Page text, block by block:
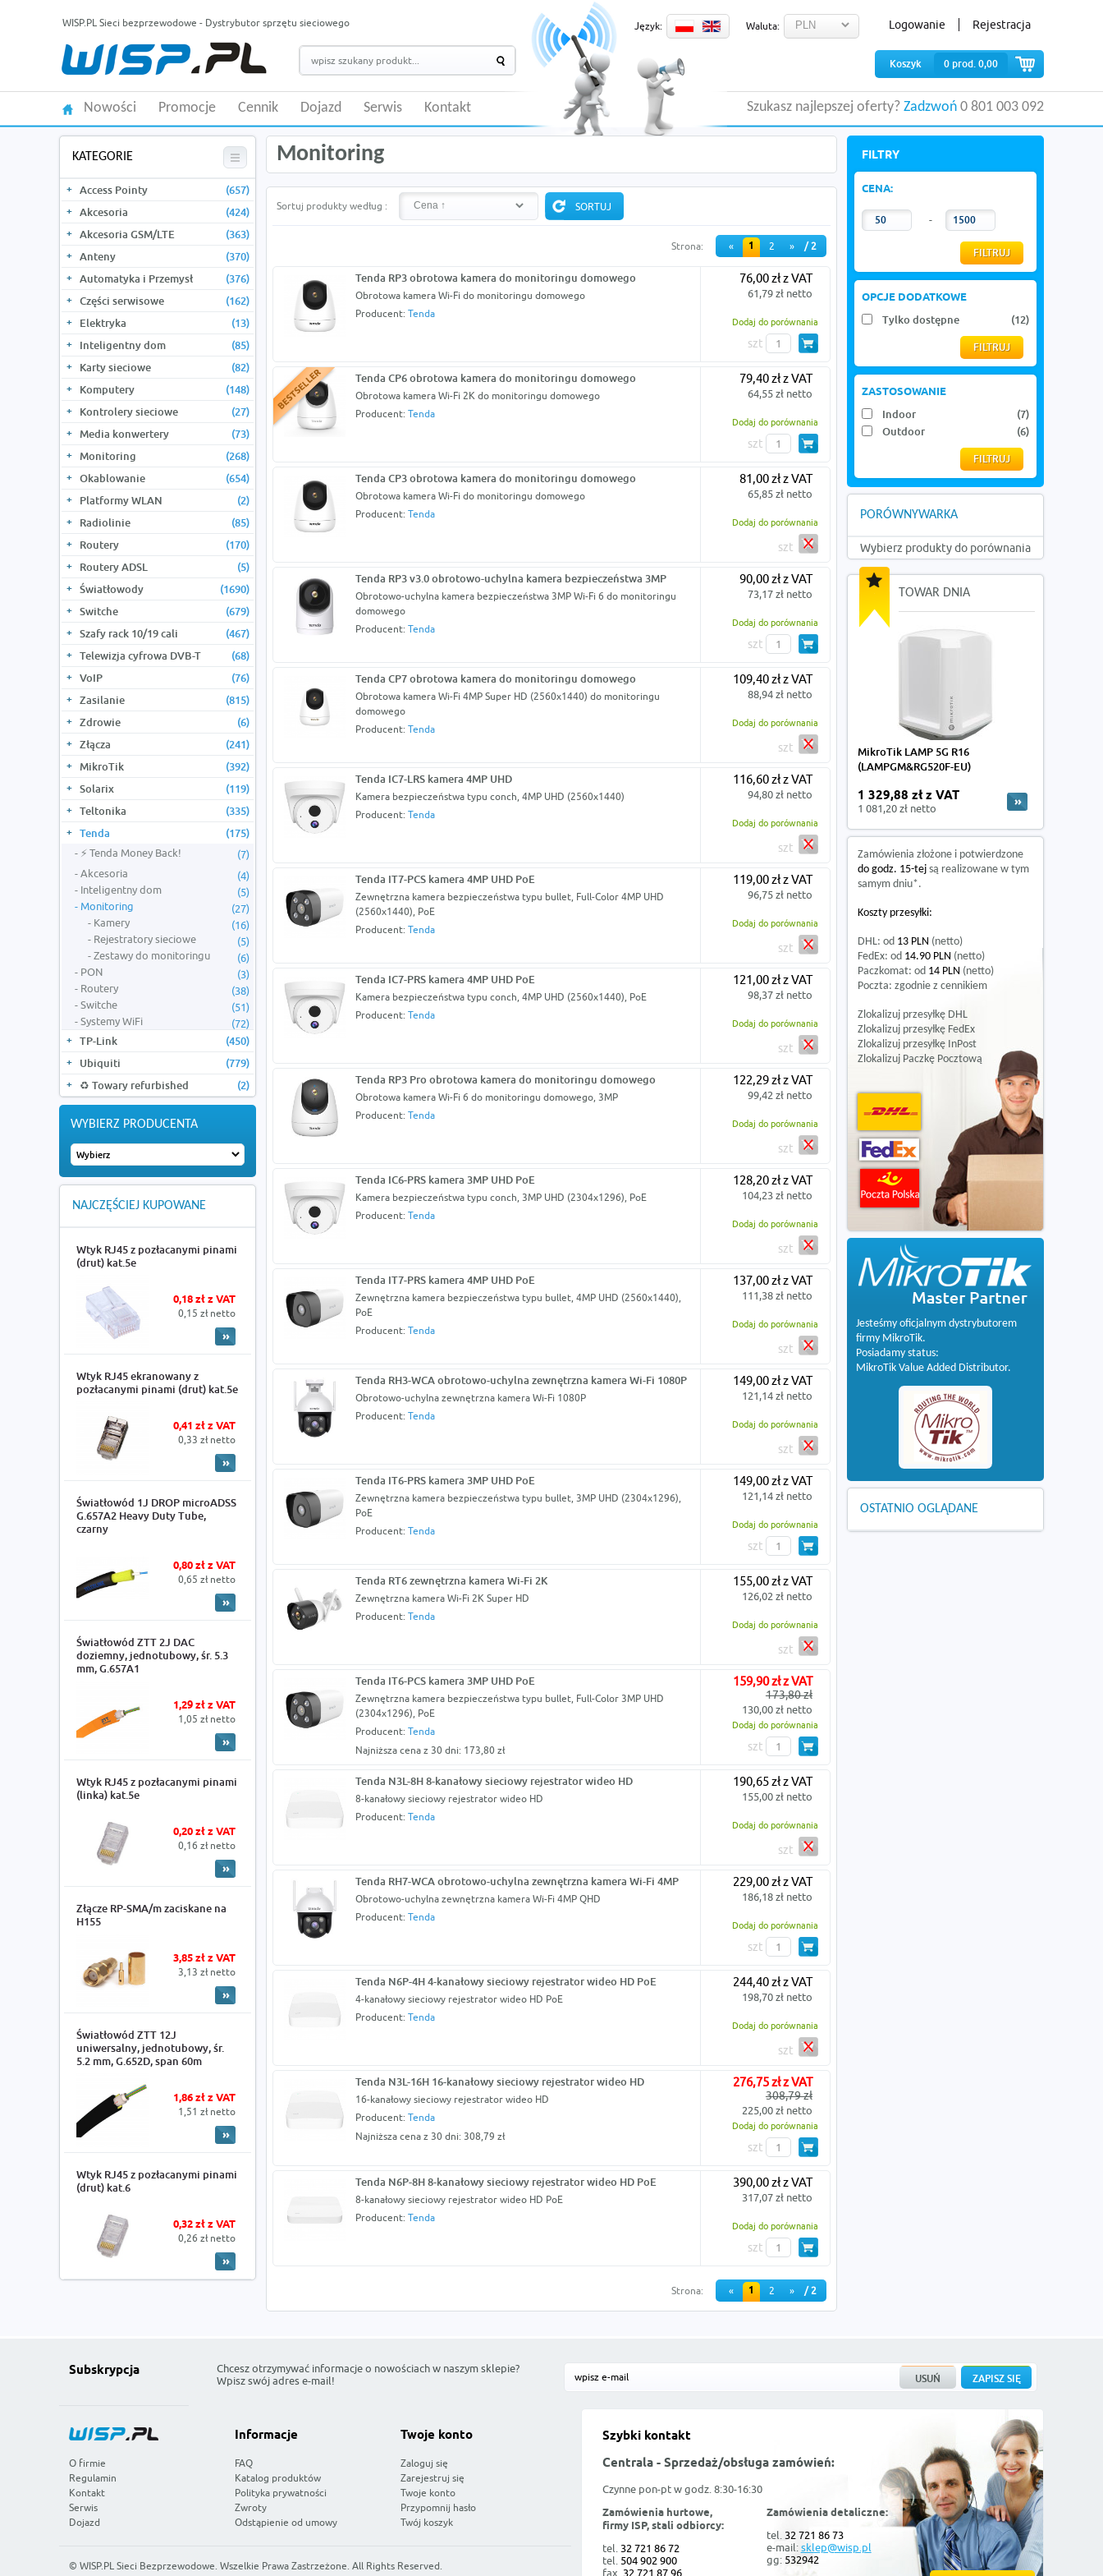
WISP.PL Sieci bezprzewodowe - Dystrybutor sprzętu sieciowego Język: Waluta: Logowanie Rejestracja
Koszyk 0 prod. 0,00
Szukasz najlepszej oferty? Zadzwoń 0 801 003 092
Nowości Promocje Cennik Dojazd Serwis Kontakt
KATEGORIE
Access Pointy
(657)
Akcesoria
(424)
Akcesoria GSM/LTE
(363)
Anteny
(370)
Automatyka i Przemysł
(376)
Części serwisowe
(162)
Elektryka
(13)
Inteligentny dom
(85)
Karty sieciowe
(82)
Komputery
(148)
Kontrolery sieciowe
(27)
Media konwertery
(73)
Monitoring
(268)
Okablowanie
(654)
Platformy WLAN
(2)
Radiolinie
(85)
Routery
(170)
Routery ADSL
(5)
Światłowody
(1690)
Switche
(679)
Szafy rack 10/19 cali
(467)
Telewizja cyfrowa DVB-T
(68)
VoIP
(76)
Zasilanie
(815)
Zdrowie
(6)
Złącza
(241)
MikroTik
(392)
Solarix
(119)
Teltonika
(335)
Tenda
(175)
⚡ Tenda Money Back!
(7)
Akcesoria
(4)
Inteligentny dom
(5)
Monitoring
(27)
Kamery
(16)
Rejestratory sieciowe
(5)
Zestawy do monitoringu
(6)
PON
(3)
Routery
(38)
Switche
(51)
Systemy WiFi
(72)
TP-Link
(450)
Ubiquiti
(779)
♻️ Towary refurbished
(2)
WYBIERZ PRODUCENTA
NAJCZĘŚCIEJ KUPOWANE
Wtyk RJ45 z pozłacanymi pinami
(drut) kat.5e
0,18 zł z VAT
0,15 zł netto
Wtyk RJ45 ekranowany z
pozłacanymi pinami (drut) kat.5e
0,41 zł z VAT
0,33 zł netto
Światłowód 1J DROP microADSS
G.657A2 Heavy Duty Tube,
czarny
0,80 zł z VAT
0,65 zł netto
Światłowód ZTT 2J DAC
doziemny, jednotubowy, śr. 5.3
mm, G.657A1
1,29 zł z VAT
1,05 zł netto
Wtyk RJ45 z pozłacanymi pinami
(linka) kat.5e
0,20 zł z VAT
0,16 zł netto
Złącze RP-SMA/m zaciskane na
H155
3,85 zł z VAT
3,13 zł netto
Światłowód ZTT 12J
uniwersalny, jednotubowy, śr.
5.2 mm, G.652D, span 60m
1,86 zł z VAT
1,51 zł netto
Wtyk RJ45 z pozłacanymi pinami
(drut) kat.6
0,32 zł z VAT
0,26 zł netto
Monitoring
Sortuj produkty według :
Strona: « 1 2 » / 2
Tenda RP3 obrotowa kamera do monitoringu domowego
Obrotowa kamera Wi-Fi do monitoringu domowego
Producent: Tenda
76,00 zł z VAT
61,79 zł netto
Dodaj do porównania
szt
Tenda CP6 obrotowa kamera do monitoringu domowego
Obrotowa kamera Wi-Fi 2K do monitoringu domowego
Producent: Tenda
79,40 zł z VAT
64,55 zł netto
Dodaj do porównania
szt
Tenda CP3 obrotowa kamera do monitoringu domowego
Obrotowa kamera Wi-Fi do monitoringu domowego
Producent: Tenda
81,00 zł z VAT
65,85 zł netto
Dodaj do porównania
szt
Tenda RP3 v3.0 obrotowo-uchylna kamera bezpieczeństwa 3MP
Obrotowo-uchylna kamera bezpieczeństwa 3MP Wi-Fi 6 do monitoringu
domowego
Producent: Tenda
90,00 zł z VAT
73,17 zł netto
Dodaj do porównania
szt
Tenda CP7 obrotowa kamera do monitoringu domowego
Obrotowa kamera Wi-Fi 4MP Super HD (2560x1440) do monitoringu
domowego
Producent: Tenda
109,40 zł z VAT
88,94 zł netto
Dodaj do porównania
szt
Tenda IC7-LRS kamera 4MP UHD
Kamera bezpieczeństwa typu conch, 4MP UHD (2560x1440)
Producent: Tenda
116,60 zł z VAT
94,80 zł netto
Dodaj do porównania
szt
Tenda IT7-PCS kamera 4MP UHD PoE
Zewnętrzna kamera bezpieczeństwa typu bullet, Full-Color 4MP UHD
(2560x1440), PoE
Producent: Tenda
119,00 zł z VAT
96,75 zł netto
Dodaj do porównania
szt
Tenda IC7-PRS kamera 4MP UHD PoE
Kamera bezpieczeństwa typu conch, 4MP UHD (2560x1440), PoE
Producent: Tenda
121,00 zł z VAT
98,37 zł netto
Dodaj do porównania
szt
Tenda RP3 Pro obrotowa kamera do monitoringu domowego
Obrotowa kamera Wi-Fi 6 do monitoringu domowego, 3MP
Producent: Tenda
122,29 zł z VAT
99,42 zł netto
Dodaj do porównania
szt
Tenda IC6-PRS kamera 3MP UHD PoE
Kamera bezpieczeństwa typu conch, 3MP UHD (2304x1296), PoE
Producent: Tenda
128,20 zł z VAT
104,23 zł netto
Dodaj do porównania
szt
Tenda IT7-PRS kamera 4MP UHD PoE
Zewnętrzna kamera bezpieczeństwa typu bullet, 4MP UHD (2560x1440),
PoE
Producent: Tenda
137,00 zł z VAT
111,38 zł netto
Dodaj do porównania
szt
Tenda RH3-WCA obrotowo-uchylna zewnętrzna kamera Wi-Fi 1080P
Obrotowo-uchylna zewnętrzna kamera Wi-Fi 1080P
Producent: Tenda
149,00 zł z VAT
121,14 zł netto
Dodaj do porównania
szt
Tenda IT6-PRS kamera 3MP UHD PoE
Zewnętrzna kamera bezpieczeństwa typu bullet, 3MP UHD (2304x1296),
PoE
Producent: Tenda
149,00 zł z VAT
121,14 zł netto
Dodaj do porównania
szt
Tenda RT6 zewnętrzna kamera Wi-Fi 2K
Zewnętrzna kamera Wi-Fi 2K Super HD
Producent: Tenda
155,00 zł z VAT
126,02 zł netto
Dodaj do porównania
szt
Tenda IT6-PCS kamera 3MP UHD PoE
Zewnętrzna kamera bezpieczeństwa typu bullet, Full-Color 3MP UHD
(2304x1296), PoE
Producent: Tenda
Najniższa cena z 30 dni: 173,80 zł
159,90 zł z VAT
173,80 zł
130,00 zł netto
Dodaj do porównania
szt
Tenda N3L-8H 8-kanałowy sieciowy rejestrator wideo HD
8-kanałowy sieciowy rejestrator wideo HD
Producent: Tenda
190,65 zł z VAT
155,00 zł netto
Dodaj do porównania
szt
Tenda RH7-WCA obrotowo-uchylna zewnętrzna kamera Wi-Fi 4MP
Obrotowo-uchylna zewnętrzna kamera Wi-Fi 4MP QHD
Producent: Tenda
229,00 zł z VAT
186,18 zł netto
Dodaj do porównania
szt
Tenda N6P-4H 4-kanałowy sieciowy rejestrator wideo HD PoE
4-kanałowy sieciowy rejestrator wideo HD PoE
Producent: Tenda
244,40 zł z VAT
198,70 zł netto
Dodaj do porównania
szt
Tenda N3L-16H 16-kanałowy sieciowy rejestrator wideo HD
16-kanałowy sieciowy rejestrator wideo HD
Producent: Tenda
Najniższa cena z 30 dni: 308,79 zł
276,75 zł z VAT
308,79 zł
225,00 zł netto
Dodaj do porównania
szt
Tenda N6P-8H 8-kanałowy sieciowy rejestrator wideo HD PoE
8-kanałowy sieciowy rejestrator wideo HD PoE
Producent: Tenda
390,00 zł z VAT
317,07 zł netto
Dodaj do porównania
szt
Strona: « 1 2 » / 2
FILTRY
CENA:
-
OPCJE DODATKOWE
Tylko dostępne (12)
ZASTOSOWANIE
Indoor
(7)
Outdoor
(6)
PORÓWNYWARKA
Wybierz produkty do porównania
TOWAR DNIA
MikroTik LAMP 5G R16
(LAMPGM&RG520F-EU)
1 329,88 zł z VAT
1 081,20 zł netto
Zamówienia złożone i potwierdzone
do godz. 15-tej są realizowane w tym
samym dniu*.
Koszty przesyłki:
DHL: od 13 PLN (netto)
FedEx: od 14.90 PLN (netto)
Paczkomat: od 14 PLN (netto)
Poczta: zgodnie z cennikiem
Zlokalizuj przesyłkę DHL
Zlokalizuj przesyłkę FedEx
Zlokalizuj przesyłkę InPost
Zlokalizuj Paczkę Pocztową
Jesteśmy oficjalnym dystrybutorem
firmy MikroTik.
Posiadamy status:
MikroTik Value Added Distributor.
OSTATNIO OGLĄDANE
Subskrypcja
Chcesz otrzymywać informacje o nowościach w naszym sklepie?
Wpisz swój adres e-mail!
Szybki kontakt
Centrala - Sprzedaż/obsługa zamówień:
Czynne pon-pt w godz. 8:30-16:30
Zamówienia hurtowe,
firmy ISP, stali odbiorcy:
tel. 32 721 86 72
tel. 504 902 900
fax. 32 721 87 96
Zamówienia detaliczne:
tel. 32 721 86 73
e-mail:sklep@wisp.pl
gg: 532942
O firmie
Regulamin
Kontakt
Serwis
Dojazd
Informacje
FAQ
Katalog produktów
Polityka prywatności
Zwroty
Odstąpienie od umowy
Twoje konto
Zaloguj się
Zarejestruj się
Twoje konto
Przypomnij hasło
Twój koszyk
©WISP.PL Sieci Bezprzewodowe. Wszelkie Prawa Zastrzeżone. All Rights Reserved.